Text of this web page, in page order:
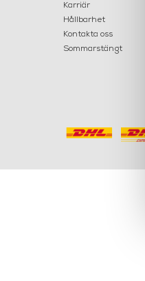
Karriär
Hållbarhet
Kontakta oss
Sommarstängt